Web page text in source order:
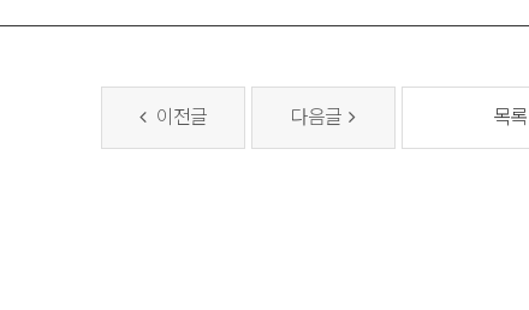
이전글 다음글 목록